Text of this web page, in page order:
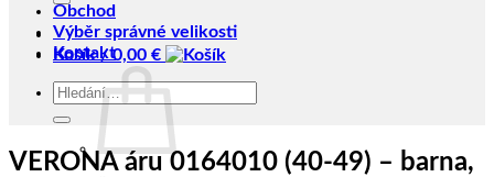
Košík /0,00 €
Obchod
Výběr správné velikosti
Kontakt
Hledat:
VERONA áru 0164010 (40-49) – barna,